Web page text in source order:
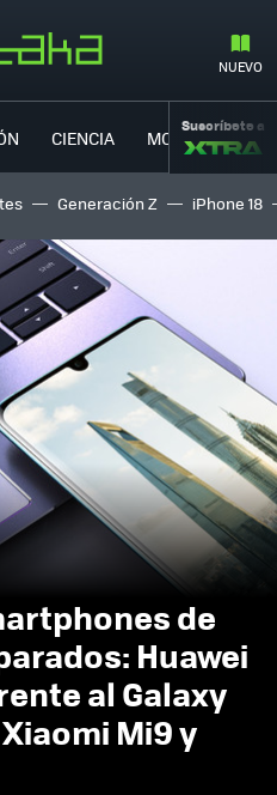
NUEVO
CIENCIA MOVILIDAD
Suscríbete a
Generación Z iPhone 18
de
Huawei
al Galaxy
Mi9 y